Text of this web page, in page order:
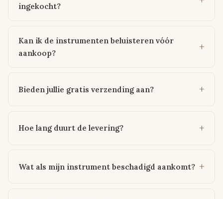
ingekocht?
Kan ik de instrumenten beluisteren vóór
aankoop?
Bieden jullie gratis verzending aan?
Hoe lang duurt de levering?
Wat als mijn instrument beschadigd aankomt?